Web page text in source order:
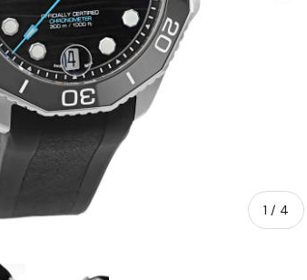
1 / von
4
laden
Galerieansicht laden
Bild 4 in Galerieansicht laden